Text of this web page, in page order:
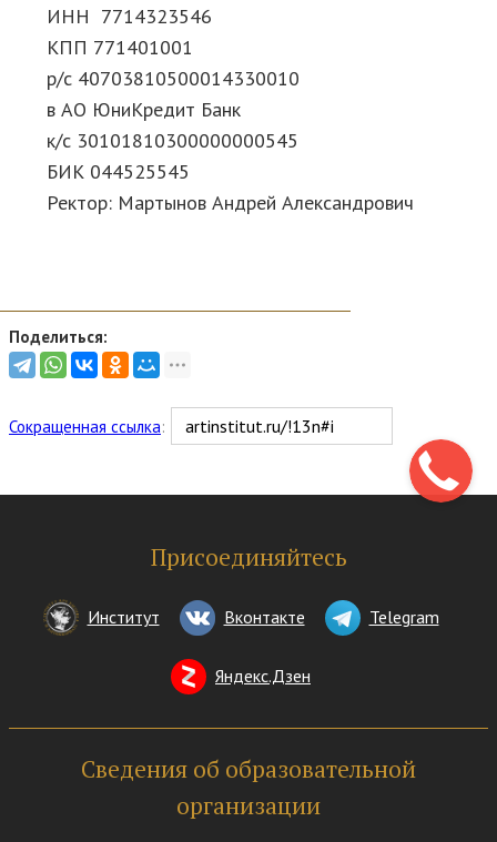
ИНН 7714323546
КПП 771401001
р/с 40703810500014330010
в АО ЮниКредит Банк
к/с 30101810300000000545
БИК 044525545
Ректор: Мартынов Андрей Александрович
Поделиться:
Сокращенная ссылка:
Присоединяйтесь
Институт Вконтакте Telegram
Яндекс.Дзен
Сведения об образовательной
организации